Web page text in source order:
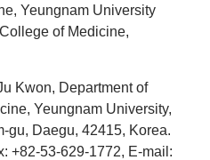
Yeungnam University
of Medicine,
Kwon, Department of
Yeungnam University,
gu, Daegu, 42415, Korea.
+82-53-629-1772, E-mail: